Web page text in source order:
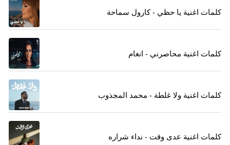
كلمات اغنية يا حظي - كارول سماحة
كلمات اغنية محاصرني - انغام
كلمات اغنية ولا غلطة - محمد المجذوب
كلمات اغنية عدى وقت - نداء شراره